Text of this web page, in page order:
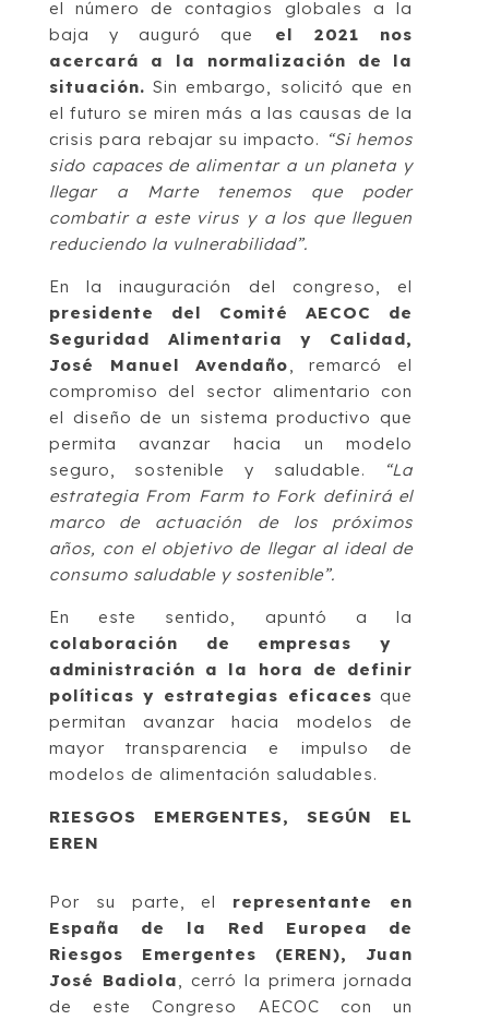
el número de contagios globales a la
baja y auguró que
el 2021 nos
acercará a la normalización de la
situación. Sin embargo, solicitó que en
el futuro se miren más a las causas de la
crisis para rebajar su impacto. “Si hemos
sido capaces de alimentar a un planeta y
llegar a Marte tenemos que poder
combatir a este virus y a los que lleguen
reduciendo la vulnerabilidad”.
En la inauguración del congreso, el
presidente del Comité AECOC de
Seguridad Alimentaria y Calidad,
José Manuel Avendaño, remarcó el
compromiso del sector alimentario con
el diseño de un sistema productivo que
permita avanzar hacia un modelo
seguro, sostenible y saludable.
“La
estrategia From Farm to Fork definirá el
marco de actuación de los próximos
años, con el objetivo de llegar al ideal de
consumo saludable y sostenible”.
En este sentido, apuntó a la
colaboración de empresas y
administración a la hora de definir
políticas y estrategias eficaces que
permitan avanzar hacia modelos de
mayor transparencia e impulso de
modelos de alimentación saludables.
RIESGOS EMERGENTES, SEGÚN EL
EREN
Por su parte, el representante en
España de la Red Europea de
Riesgos Emergentes (EREN), Juan
José Badiola, cerró la primera jornada
de este Congreso AECOC con un